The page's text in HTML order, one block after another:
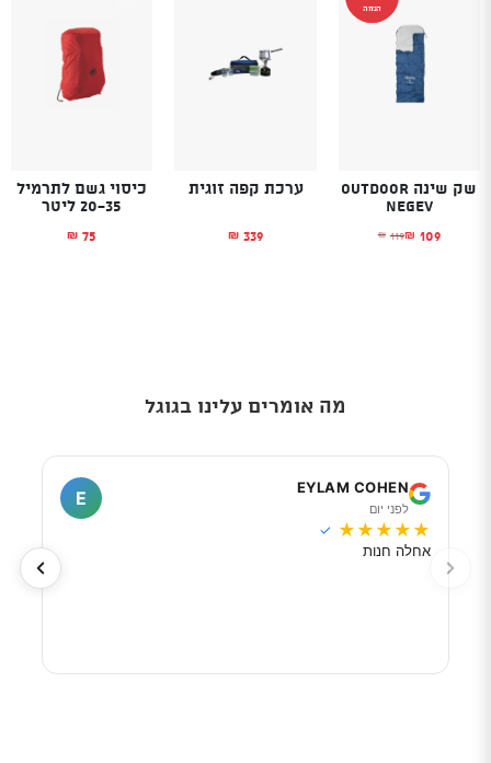
הנחה
שק שינה Outdoor
Negev
₪ 119
המחיר המקורי היה: ₪119.₪ 109 המחיר הנוכחי הוא: ₪109.
ערכת קפה זוגית
₪ 339
כיסוי גשם לתרמיל
20-35 ליטר
₪ 75
מה אומרים עלינו בגוגל
EYLAM COHEN
לפני יום
E
★
★
★
★
★
✓
אחלה חנות